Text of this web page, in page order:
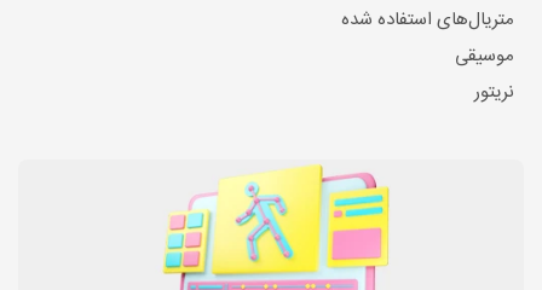
متریال‌های استفاده شده
موسیقی
نریتور